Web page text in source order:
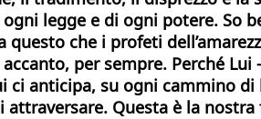
legge e di ogni potere. So
questo che i profeti
per sempre. Perché
ci anticipa, su ogni cammino
Questa è la